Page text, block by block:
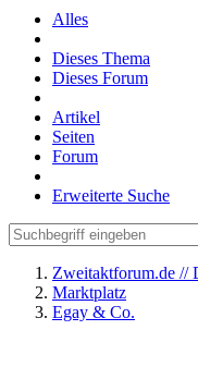
Alles
Dieses Thema
Dieses Forum
Artikel
Seiten
Forum
Erweiterte Suche
Zweitaktforum.de //
Marktplatz
Egay & Co.